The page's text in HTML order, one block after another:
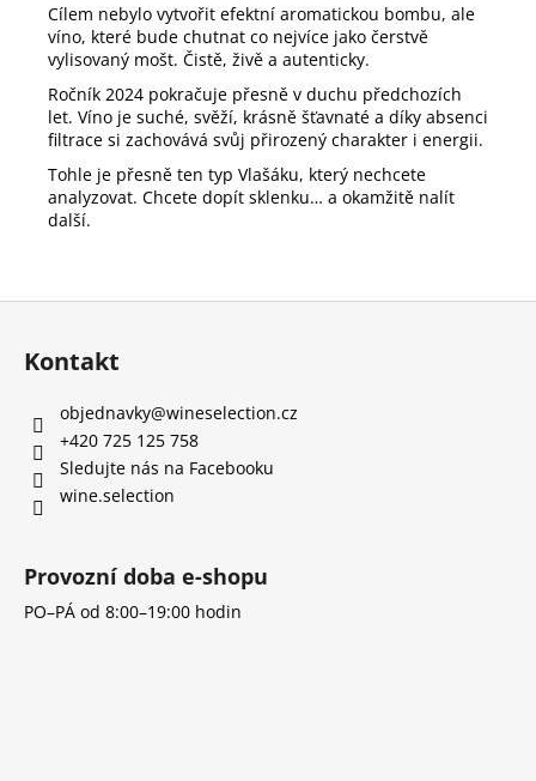
Cílem nebylo vytvořit efektní aromatickou bombu, ale
víno, které bude chutnat co nejvíce jako čerstvě
vylisovaný mošt. Čistě, živě a autenticky.
Ročník 2024 pokračuje přesně v duchu předchozích
let. Víno je suché, svěží, krásně šťavnaté a díky absenci
filtrace si zachovává svůj přirozený charakter i energii.
Tohle je přesně ten typ Vlašáku, který nechcete
analyzovat. Chcete dopít sklenku… a okamžitě nalít
další.
Z
Kontakt
objednavky@wineselection.cz
+420 725 125 758
Sledujte nás na Facebooku
wine.selection
Provozní doba e-shopu
PO–PÁ od 8:00–19:00 hodin